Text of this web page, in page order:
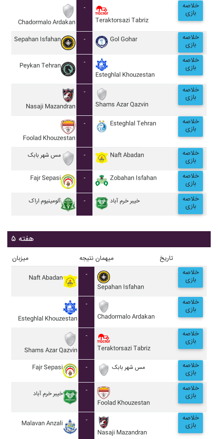
Chadormalo Ardakan
-
Teraktorsazi Tabriz
خلاصه
بازی
Sepahan Isfahan - Gol Gohar خلاصه
بازی
Peykan Tehran
-
Esteghlal Khouzestan
خلاصه
بازی
Nasaji Mazandran
-
Shams Azar Qazvin
خلاصه
بازی
Foolad Khouzestan
- Esteghlal Tehran خلاصه
بازی
مس شهر بابک - Naft Abadan خلاصه
بازی
Fajr Sepasi - Zobahan Isfahan خلاصه
بازی
آلومينيوم اراک - خيبر خرم آباد خلاصه
بازی
هفته ۵
میزبان نتیجه میهمان تاریخ
Naft Abadan
-
Sepahan Isfahan
خلاصه
بازی
Esteghlal Khouzestan
-
Chadormalo Ardakan
خلاصه
بازی
Shams Azar Qazvin
-
Teraktorsazi Tabriz
خلاصه
بازی
Fajr Sepasi - مس شهر بابک خلاصه
بازی
خيبر خرم آباد
-
Foolad Khouzestan
خلاصه
بازی
Malavan Anzali
-
Nasaji Mazandran
خلاصه
بازی